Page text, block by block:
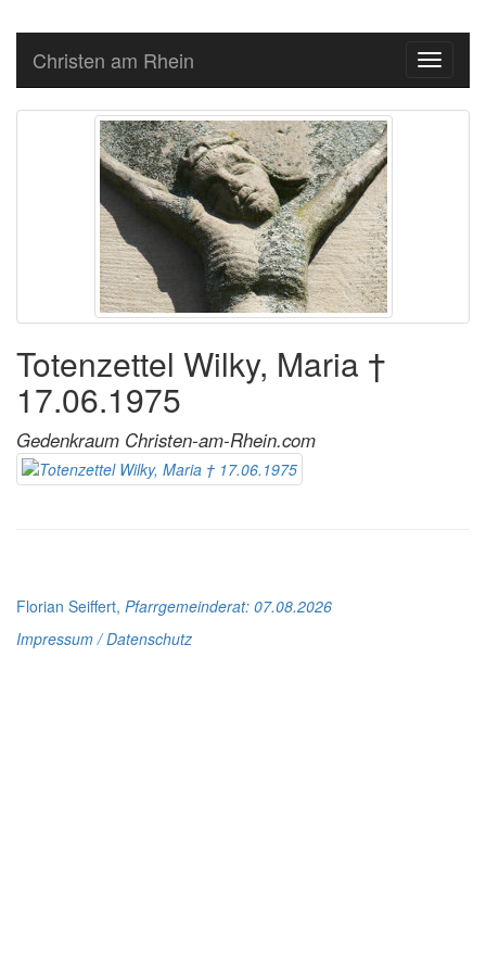
Toggle
Christen am Rhein
Totenzettel Wilky, Maria †
17.06.1975
Gedenkraum Christen-am-Rhein.com
Florian Seiffert, Pfarrgemeinderat: 07.08.2026
Impressum / Datenschutz